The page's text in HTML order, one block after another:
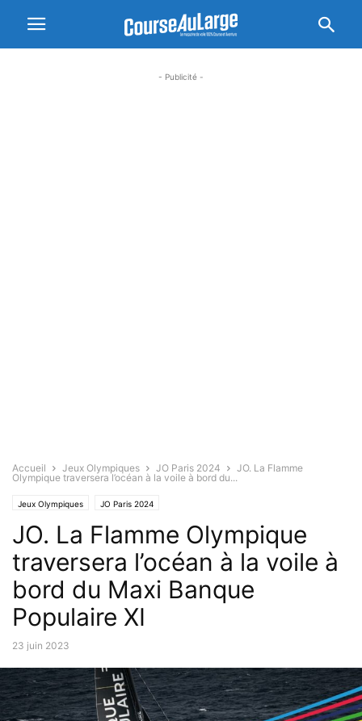
- Publicité -
Accueil Jeux Olympiques JO Paris 2024
JO. La Flamme
Olympique traversera l’océan à la voile à bord du...
Jeux Olympiques JO Paris 2024
JO. La Flamme Olympique
traversera l’océan à la voile à
bord du Maxi Banque
Populaire XI
23 juin 2023